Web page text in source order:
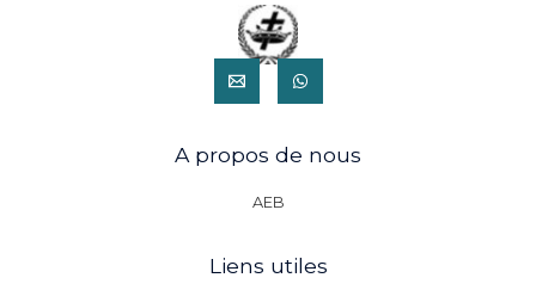
A propos de nous
AEB
Liens utiles